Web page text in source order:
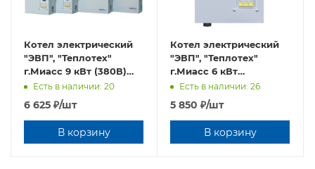
Котел электрический
"ЭВП", "Теплотех"
г.Миасс 9 кВт (380В)
(на автоматах)
Есть в наличии: 20
6 625 ₽/шт
В корзину
Котел электрический
"ЭВП", "Теплотех"
г.Миасс 6 кВт
(220/380В) (на
автоматах)
Есть в наличии: 26
5 850 ₽/шт
В корзину